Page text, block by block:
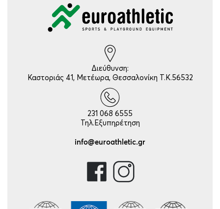
Διεύθυνση:
Καστοριάς 41, Μετέωρα, Θεσσαλονίκη Τ.Κ.56532
231 068 6555
Τηλ.Εξυπηρέτηση
info@euroathletic.gr